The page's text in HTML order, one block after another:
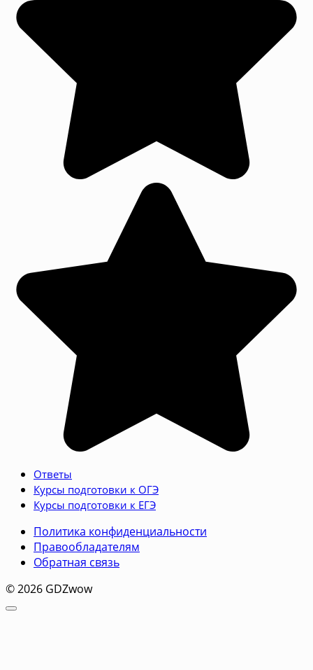
Ответы
Курсы подготовки к ОГЭ
Курсы подготовки к ЕГЭ
Политика конфиденциальности
Правообладателям
Обратная связь
© 2026 GDZwow